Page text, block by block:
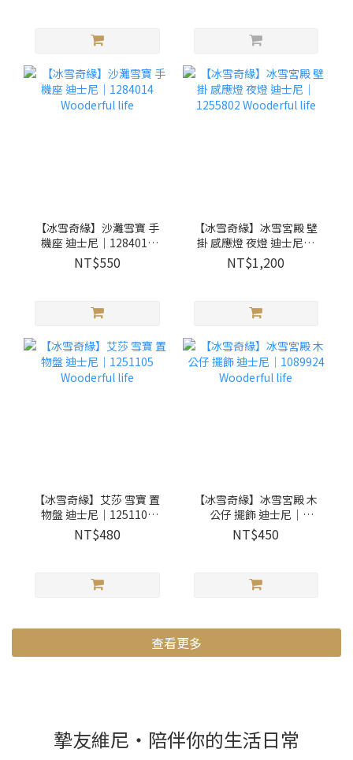
【冰雪奇緣】沙灘雪寶 手
機座 迪士尼｜1284014
Wooderful life
NT$550
【冰雪奇緣】冰雪宮殿 壁
掛 感應燈 夜燈 迪士尼｜
1255802 Wooderful life
NT$1,200
【冰雪奇緣】艾莎 雪寶 置
物盤 迪士尼｜1251105
Wooderful life
NT$480
【冰雪奇緣】冰雪宮殿 木
公仔 擺飾 迪士尼｜
1089924 Wooderful life
NT$450
查看更多
摯友維尼・陪伴你的生活日常